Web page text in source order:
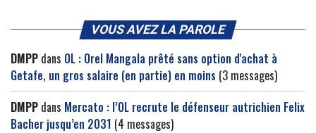
VOUS AVEZ LA PAROLE
DMPP dans OL : Orel Mangala prêté sans option d'achat à
Getafe, un gros salaire (en partie) en moins (3 messages)
DMPP dans Mercato : l’OL recrute le défenseur autrichien Felix
Bacher jusqu’en 2031 (4 messages)